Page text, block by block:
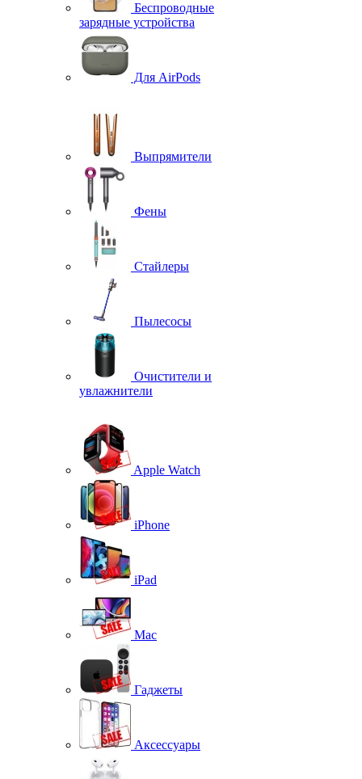
Беспроводные
зарядные устройства
Для AirPods
Выпрямители
Фены
Стайлеры
Пылесосы
Очистители и
увлажнители
Apple Watch
iPhone
iPad
Mac
Гаджеты
Аксессуары